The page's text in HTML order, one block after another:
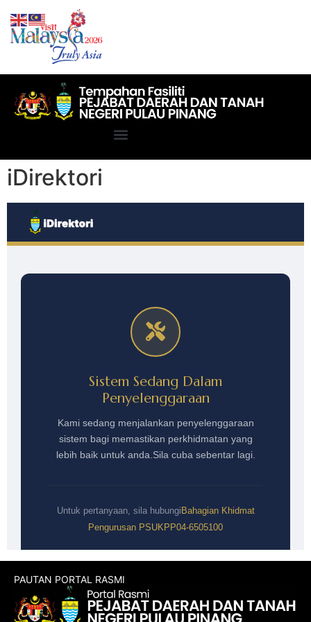
iDirektori
PAUTAN PORTAL RASMI